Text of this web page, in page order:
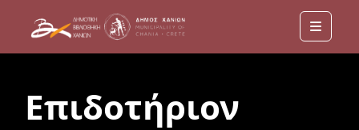
Menu
Επιδοτήριον